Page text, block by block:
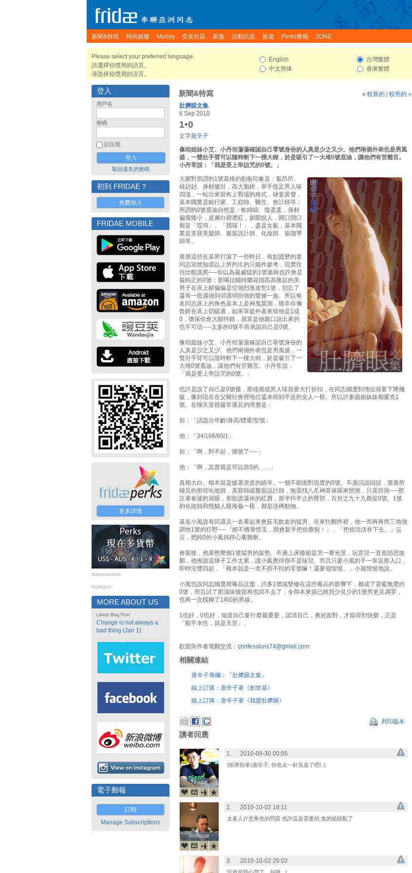
新聞&特寫 時尚娛樂 Money 交友社區 家族 活動訊息 旅遊 Perks會籍 ZONE:
Please select your preferred language.
請選擇你慣用的語言。
请选择你惯用的语言。
English
中文简体
台灣繁體
香港繁體
登入
用戶名
密碼
記住我
取回遺失的密碼
初到 FRIDAE？
免費加入
FRIDAE MOBILE
更多詳情
Advertisement
Highlights
MORE ABOUT US
Latest Blog Post
Change is not always a
bad thing (Jan 1)
電子郵報
訂閱
Manage Subscriptions
新聞&特寫 « 較新的
較舊的 »
肚臍眼文集
6 Sep 2010
1•0
文字唐辛子
像咱姐妹小艾、小丹坦蕩蕩確認自己零號身份的人真是少之又少。他們兩個外表也是男風
盛，一雙壯手臂可以隨時斬下一棵大樹，於是吸引了一大堆0號底迪，讓他們有苦難言。
小丹常說：「我是受上帝詛咒的0號。」
大家對所謂的1號葛格的刻板印象是：氣昂昂、
雄赳赳、身材健壯，高大魁梧，舉手投足男人味
四溢，一站出來就有上戰場的格式，雄姿英發，
基本職業是銀行家、工程師、醫生、會計師等；
所謂的0號底迪自然是：軟綿綿、陰柔柔，身材
偏瘦矮小，皮膚白裡透紅，媚眼睨人，開口閉口
都是「哎唷」、「我啋！」，盡是女氣，基本職
業是美容美髮師、服裝設計師、化妝師、瑜珈導
師等。
唐唐這些在基界打滾了一些時日，有點資歷的老
同志當然知道以上所列出的只能作參考，現實往
往比較詭異──你以為最威猛的1號葛格也許會是
最純正的0號；那喝拉鐵時蘭花指高高翹起的美
男子在床上卻偏偏是位強烈進攻型1號，別忘了
還有一批遇強則弱遇弱則強的雙修一族。所以每
名同志床上的角色基本上是神鬼莫測，除非你倆
曾經在床上切磋過，如果單從外表來猜他是1或
0，擔保你會大錯特錯，就算是他親口說出來的
也不可信──太多的0號不肯承認自己是0號。
像咱姐妹小艾、小丹坦蕩蕩確認自己零號身份的
人真是少之又少。他們兩個外表也是男風盛，一
雙壯手臂可以隨時斬下一棵大樹，於是吸引了一
大堆0號底迪，讓他們有苦難言。小丹常說：
「我是受上帝詛咒的0號。」
也許是說了自己是0號後，那雄風或男人味就要大打折扣，在同志國度到地位就要下降幾
級，像到現在在父權社會裡地位還未得到平反的女人一樣。所以許多姐姐妹妹都愛充1
號。在聊天室裡最常遇見的情形是：
你：「請說出年齡/身高/體重/型號」
他：「34/168/60/1」
你：「啊，對不起，撞號了──」
他：「啊，其實我是可以當0的……」
真相大白。根本就是披著虎皮的綿羊。一個不願面對現實的0號。不過話說回頭，唐唐所
碰見的那些化妝師，美容師或服裝設計師，無需找八爪神算保羅來預測，只需目測──那
泛著春波的眉眼，那欲說還休的紅唇，那半抖半止的臀部，百分之九十九都是0號。1號
的化妝師和熊貓人猿海龜一樣，都是珍稀動物。
基友小風說有回遇見一名看起來會茹毛飲血的猛男。在來往郵件裡，他一而再再而三地強
調他1號的狂野──「絕不憐香惜玉，我會親手把你撕裂！」，「把你活活吞下去。」云
云，把純0的小鳳搞得心癢難耐。
會面後，他果然整個1號猛男的架勢。不過上床後卻是另一番光景，玩意兒一直低頭思故
鄉，他推說這陣子工作太累，讓小鳳覺得很不是味兒。而且只要小風的手一靠近那入口，
即時淫聲四起，「根本就是一名不折不扣的零號嘛！還要假惺惺。」小風恨恨地說。
小風也說同志國度裡毒品泛濫，許多1號或雙修在這些毒品的影響下，都成了需索無度的
0號，而且試了那滋味後就再也回不去了，令得本來就已經買少見少的1號男更見凋零，
也再一次模糊了1和0的界線。
1也好，0也好，知道自己要什麼最重要，認清自己，勇於面對，才能尋到快樂，正是
「順乎本性，就是天堂」。
歡迎與作者電郵交流： confessions74@gmail.com
相關連結
唐辛子專欄：「肚臍眼文集」
線上訂購：唐辛子著《創世基》
線上訂購：唐辛子著《我愛肚臍眼》
列印版本
讀者回應
Tinathk
Tinathk
1. 2010-09-30 00:05
(拍掌拍掌)唐辛子, 你也太一針見血了吧! :)
mooscar
mooscar
2. 2010-10-02 18:11
太多人介意角色的問題 也許這是需要的 免的給錯配了
3. 2010-10-02 20:02